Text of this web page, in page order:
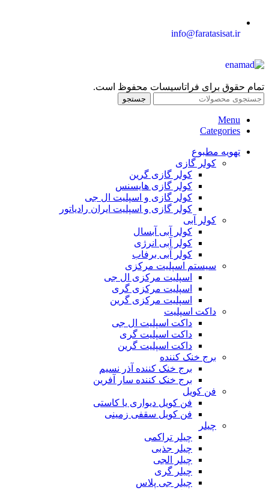
info@faratasisat.ir
تمام حقوق برای فراتاسیسات محفوظ است.
جستجو
Menu
Categories
تهویه مطبوع
کولر گازی
کولر گازی گرین
کولر گازی هایسنس
کولر گازی و اسپلیت ال جی
کولر گازی و اسپلیت ایران رادیاتور
کولر آبی
کولر آبی آبسال
کولر آبی انرژی
کولر آبی برفاب
سیستم اسپلیت مرکزی
اسپلیت مرکزی ال جی
اسپلیت مرکزی گری
اسپلیت مرکزی گرین
داکت اسپلیت
داکت اسپلیت ال جی
داکت اسپلیت گری
داکت اسپلیت گرین
برج خنک کننده
برج خنک کننده آذر نسیم
برج خنک کننده سار آفرین
فن کویل
فن کویل دیواری یا کاستی
فن کویل سقفی زمینی
چیلر
چیلر تراکمی
چیلر جذبی
چیلر الجی
چیلر گری
چیلر جی پلاس